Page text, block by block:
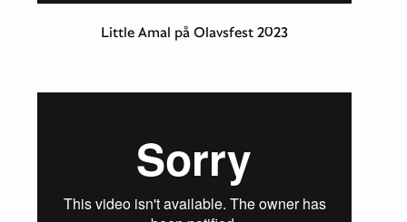
Little Amal på Olavsfest 2023